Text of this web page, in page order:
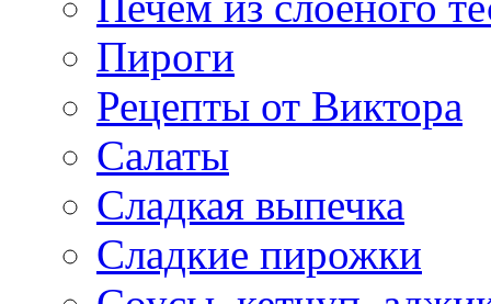
Пироги
Рецепты от Виктора
Салаты
Сладкая выпечка
Сладкие пирожки